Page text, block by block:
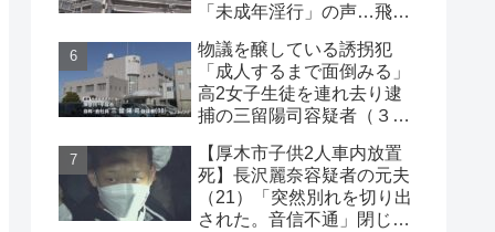
「未成年淫行」の声…飛び
物議を醸している誘拐犯
「成人するまで面倒みる」
高2女子生徒を連れ去り逮
捕の三留陽司容疑者（３
県】
【厚木市子供2人車内放置
死】長沢麗奈容疑者の元夫
（21）「突然別れを切り出
された。音信不通」閉じ込